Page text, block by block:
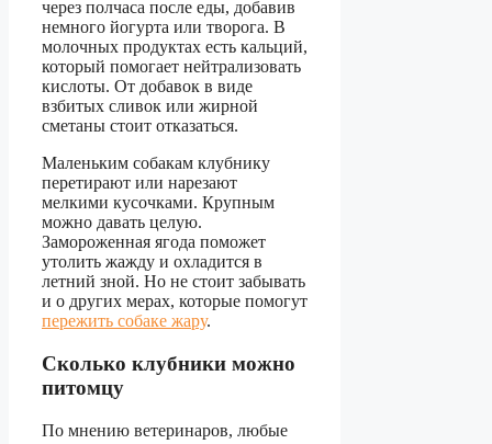
через полчаса после еды, добавив
немного йогурта или творога. В
молочных продуктах есть кальций,
который помогает нейтрализовать
кислоты. От добавок в виде
взбитых сливок или жирной
сметаны стоит отказаться.
Маленьким собакам клубнику
перетирают или нарезают
мелкими кусочками. Крупным
можно давать целую.
Замороженная ягода поможет
утолить жажду и охладится в
летний зной. Но не стоит забывать
и о других мерах, которые помогут
пережить собаке жару.
Сколько клубники можно
питомцу
По мнению ветеринаров, любые